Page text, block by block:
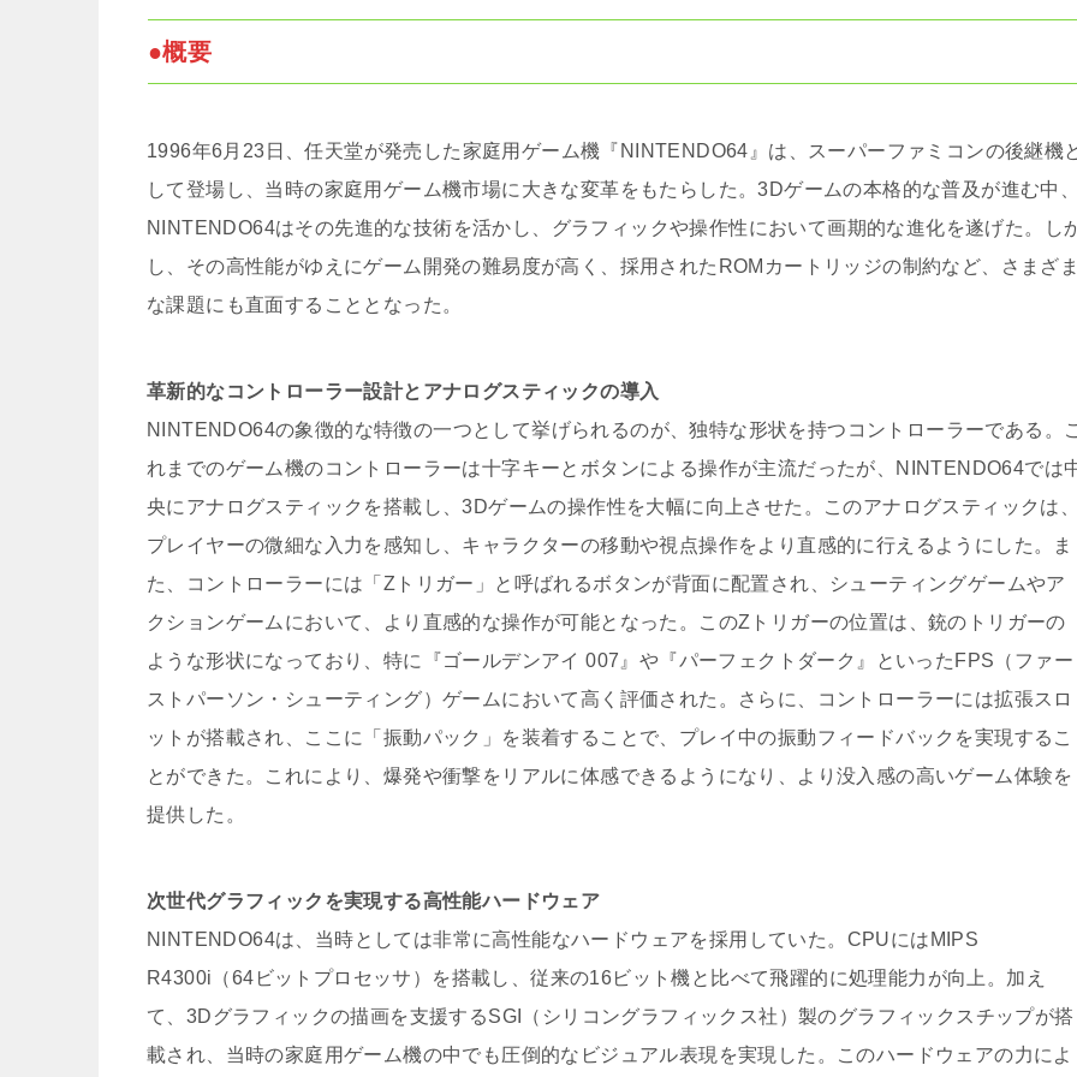
●概要
1996年6月23日、任天堂が発売した家庭用ゲーム機『NINTENDO64』は、スーパーファミコンの後継機
して登場し、当時の家庭用ゲーム機市場に大きな変革をもたらした。3Dゲームの本格的な普及が進む中、
NINTENDO64はその先進的な技術を活かし、グラフィックや操作性において画期的な進化を遂げた。し
し、その高性能がゆえにゲーム開発の難易度が高く、採用されたROMカートリッジの制約など、さまざま
な課題にも直面することとなった。
革新的なコントローラー設計とアナログスティックの導入
NINTENDO64の象徴的な特徴の一つとして挙げられるのが、独特な形状を持つコントローラーである。こ
れまでのゲーム機のコントローラーは十字キーとボタンによる操作が主流だったが、NINTENDO64では
央にアナログスティックを搭載し、3Dゲームの操作性を大幅に向上させた。このアナログスティックは、
プレイヤーの微細な入力を感知し、キャラクターの移動や視点操作をより直感的に行えるようにした。ま
た、コントローラーには「Zトリガー」と呼ばれるボタンが背面に配置され、シューティングゲームやア
クションゲームにおいて、より直感的な操作が可能となった。このZトリガーの位置は、銃のトリガーの
ような形状になっており、特に『ゴールデンアイ 007』や『パーフェクトダーク』といったFPS（ファー
ストパーソン・シューティング）ゲームにおいて高く評価された。さらに、コントローラーには拡張スロ
ットが搭載され、ここに「振動パック」を装着することで、プレイ中の振動フィードバックを実現するこ
とができた。これにより、爆発や衝撃をリアルに体感できるようになり、より没入感の高いゲーム体験を
提供した。
次世代グラフィックを実現する高性能ハードウェア
NINTENDO64は、当時としては非常に高性能なハードウェアを採用していた。CPUにはMIPS
R4300i（64ビットプロセッサ）を搭載し、従来の16ビット機と比べて飛躍的に処理能力が向上。加え
て、3Dグラフィックの描画を支援するSGI（シリコングラフィックス社）製のグラフィックスチップが搭
載され、当時の家庭用ゲーム機の中でも圧倒的なビジュアル表現を実現した。このハードウェアの力によ